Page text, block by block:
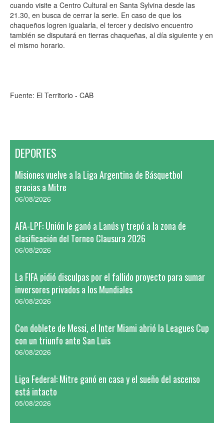
cuando visite a Centro Cultural en Santa Sylvina desde las
21.30, en busca de cerrar la serie. En caso de que los
chaqueños logren igualarla, el tercer y decisivo encuentro
también se disputará en tierras chaqueñas, al día siguiente y en
el mismo horario.
Fuente: El Territorio - CAB
DEPORTES
Misiones vuelve a la Liga Argentina de Básquetbol
gracias a Mitre
06/08/2026
AFA-LPF: Unión le ganó a Lanús y trepó a la zona de
clasificación del Torneo Clausura 2026
06/08/2026
La FIFA pidió disculpas por el fallido proyecto para sumar
inversores privados a los Mundiales
06/08/2026
Con doblete de Messi, el Inter Miami abrió la Leagues Cup
con un triunfo ante San Luis
06/08/2026
Liga Federal: Mitre ganó en casa y el sueño del ascenso
está intacto
05/08/2026